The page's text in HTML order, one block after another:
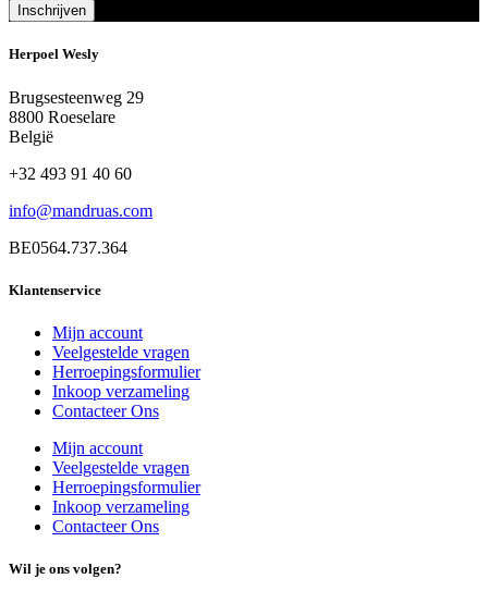
Inschrijven
Herpoel Wesly
Brugsesteenweg 29
8800 Roeselare
België
+32 493 91 40 60
info@mandruas.com
BE0564.737.364
Klantenservice
Mijn account
Veelgestelde vragen
Herroepingsformulier
Inkoop verzameling
Contacteer Ons
Mijn account
Veelgestelde vragen
Herroepingsformulier
Inkoop verzameling
Contacteer Ons
Wil je ons volgen?